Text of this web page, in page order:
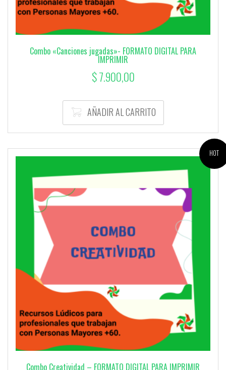
Combo «Canciones jugadas»- FORMATO DIGITAL PARA
IMPRIMIR
$7.900,00
AÑADIR AL CARRITO
HOT
Combo Creatividad – FORMATO DIGITAL PARA IMPRIMIR